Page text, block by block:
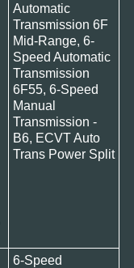
Automatic
Transmission 6F
Mid-Range, 6-
Speed Automatic
Transmission
6F55, 6-Speed
Manual
Transmission -
B6, ECVT Auto
Trans Power Split
6-Speed